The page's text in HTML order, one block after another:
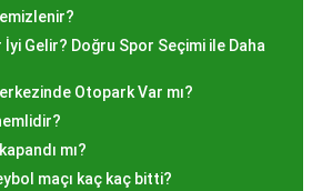
İstanbul
hizmete göre değişiklik
bazında satılan hayır
uygun olup, lezzetin
deneyim sunar. İstanbul'da
fiyat seçeneklerini
Gelir? Doğru Spor Seçimi ile Daha
Otopark Var mı?
mı?
maçı kaç kaç bitti?